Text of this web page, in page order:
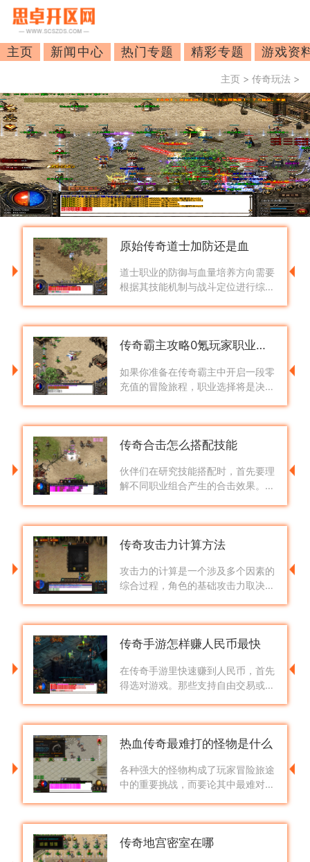
主页 新闻中心 热门专题 精彩专题 游戏资
主页 > 传奇玩法 >
原始传奇道士加防还是血
道士职业的防御与血量培养方向需要
根据其技能机制与战斗定位进行综合
和生命值上限直接相关。通过提升生
命
传奇霸主攻略0氪玩家职业选择
如果你准备在传奇霸主中开启一段零
充值的冒险旅程，职业选择将是决定
职业都有其独特的玩法和成长路径，
对
传奇合击怎么搭配技能
伙伴们在研究技能搭配时，首先要理
解不同职业组合产生的合击效果。战
泽则擅长持续毒伤，法师与法师组合
的
传奇攻击力计算方法
攻击力的计算是一个涉及多个因素的
综合过程，角色的基础攻击力取决于
而增长，装备提供的附加攻击力会直
接
传奇手游怎样赚人民币最快
在传奇手游里快速赚到人民币，首先
得选对游戏。那些支持自由交易或者
的装备和材料能够自由买卖，变现渠
道
热血传奇最难打的怪物是什么
各种强大的怪物构成了玩家冒险旅途
中的重要挑战，而要论其中最难对付
怪物早期分布在猪洞七层和蜈蚣洞，
其
传奇地宫密室在哪